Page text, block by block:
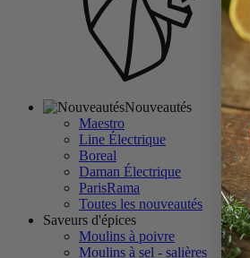
Nouveautés
Maestro
Line Électrique
Boreal
Daman Électrique
ParisRama
Toutes les nouveautés
Saveurs d'épices
Moulins à poivre
Moulins à sel - salières